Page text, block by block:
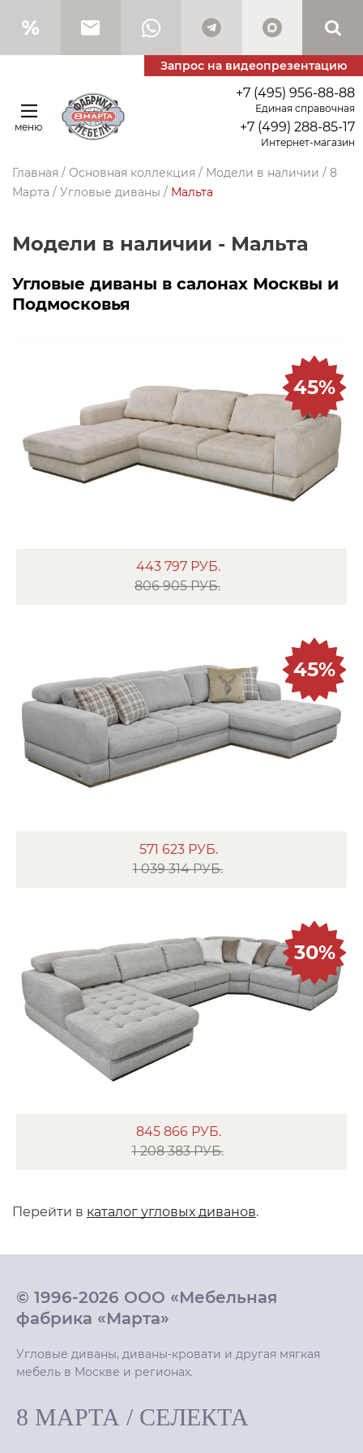
Запрос на видеопрезентацию
меню
+7 (495) 956-88-88
Единая справочная
+7 (499) 288-85-17
Интернет-магазин
Главная / Основная коллекция / Модели в наличии / 8
Марта / Угловые диваны / Мальта
Модели в наличии - Мальта
Угловые диваны в салонах Москвы и
Подмосковья
443 797 РУБ.
806 905 РУБ.
45%
571 623 РУБ.
1 039 314 РУБ.
45%
845 866 РУБ.
1 208 383 РУБ.
30%
Перейти в каталог угловых диванов.
© 1996-2026 ООО «Мебельная
фабрика «Марта»
Угловые диваны, диваны-кровати и другая мягкая
мебель в Москве и регионах.
8 МАРТА / СЕЛЕКТА